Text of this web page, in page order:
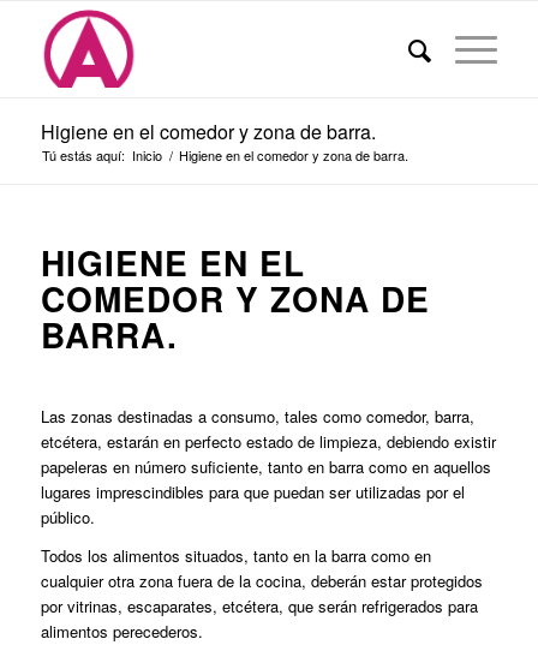
Higiene en el comedor y zona de barra.
Tú estás aquí: Inicio / Higiene en el comedor y zona de barra.
HIGIENE EN EL
COMEDOR Y ZONA DE
BARRA.
Las zonas destinadas a consumo, tales como comedor, barra,
etcétera, estarán en perfecto estado de limpieza, debiendo existir
papeleras en número suficiente, tanto en barra como en aquellos
lugares imprescindibles para que puedan ser utilizadas por el
público.
Todos los alimentos situados, tanto en la barra como en
cualquier otra zona fuera de la cocina, deberán estar protegidos
por vitrinas, escaparates, etcétera, que serán refrigerados para
alimentos perecederos.